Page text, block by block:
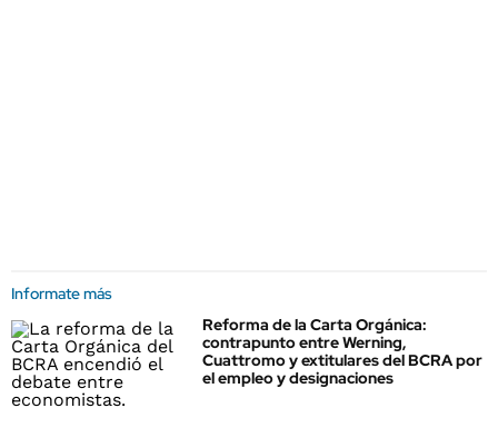
Informate más
Reforma de la Carta Orgánica:
contrapunto entre Werning,
Cuattromo y extitulares del BCRA por
el empleo y designaciones